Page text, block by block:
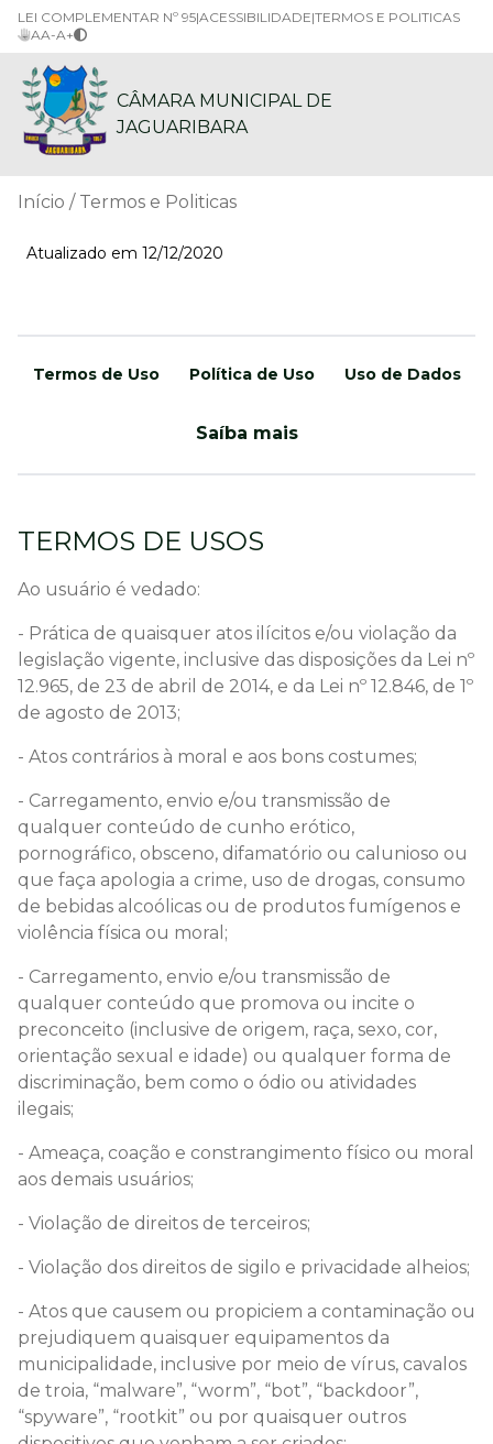
LEI COMPLEMENTAR Nº 95|ACESSIBILIDADE|TERMOS E POLITICAS
AA-A+
CÂMARA MUNICIPAL DE
JAGUARIBARA
Início Termos e Politicas
Atualizado em 12/12/2020
TERMOS DE USOS
Ao usuário é vedado:
- Prática de quaisquer atos ilícitos e/ou violação da
legislação vigente, inclusive das disposições da Lei nº
12.965, de 23 de abril de 2014, e da Lei nº 12.846, de 1º
de agosto de 2013;
- Atos contrários à moral e aos bons costumes;
- Carregamento, envio e/ou transmissão de
qualquer conteúdo de cunho erótico,
pornográfico, obsceno, difamatório ou calunioso ou
que faça apologia a crime, uso de drogas, consumo
de bebidas alcoólicas ou de produtos fumígenos e
violência física ou moral;
- Carregamento, envio e/ou transmissão de
qualquer conteúdo que promova ou incite o
preconceito (inclusive de origem, raça, sexo, cor,
orientação sexual e idade) ou qualquer forma de
discriminação, bem como o ódio ou atividades
ilegais;
- Ameaça, coação e constrangimento físico ou moral
aos demais usuários;
- Violação de direitos de terceiros;
- Violação dos direitos de sigilo e privacidade alheios;
- Atos que causem ou propiciem a contaminação ou
prejudiquem quaisquer equipamentos da
municipalidade, inclusive por meio de vírus, cavalos
de troia, “malware”, “worm”, “bot”, “backdoor”,
“spyware”, “rootkit” ou por quaisquer outros
Termos de Uso Política de Uso Uso de Dados
Saíba mais